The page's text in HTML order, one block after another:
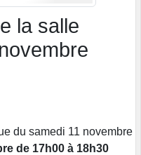
la salle
du samedi 11 novembre
de 17h00 à 18h30